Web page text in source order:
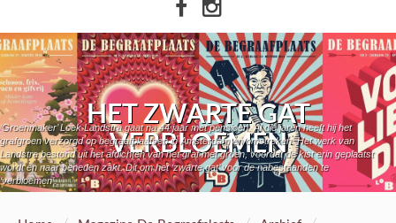
HET ZWARTE GAT
VERBLOEMEN
‘Groenmaker’ Loek Landstra gaat na 44 jaar met pensioen. Al die jaren heeft hij het
grafgroen verzorgd op begraafplaatsen in Amsterdam en omstreken. Het werk van
Landstra bestond uit het afdichten van het graf met groen, voordat de kist erin geplaatst
wordt en naar beneden zakt. Dit om het ‘zwarte gat’ voor de nabestaanden te
‘verbloemen’.